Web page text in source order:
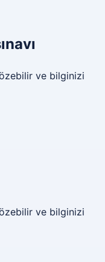
ve bilginizi
ve bilginizi